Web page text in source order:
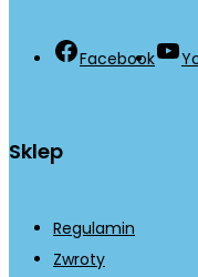
Facebook
Sklep
Regulamin
Zwroty